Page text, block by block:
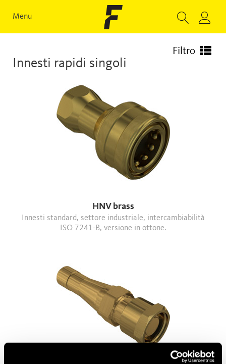
Menu
Filtro
Innesti rapidi singoli
HNV brass
ISO 7241-B, versione in ottone.